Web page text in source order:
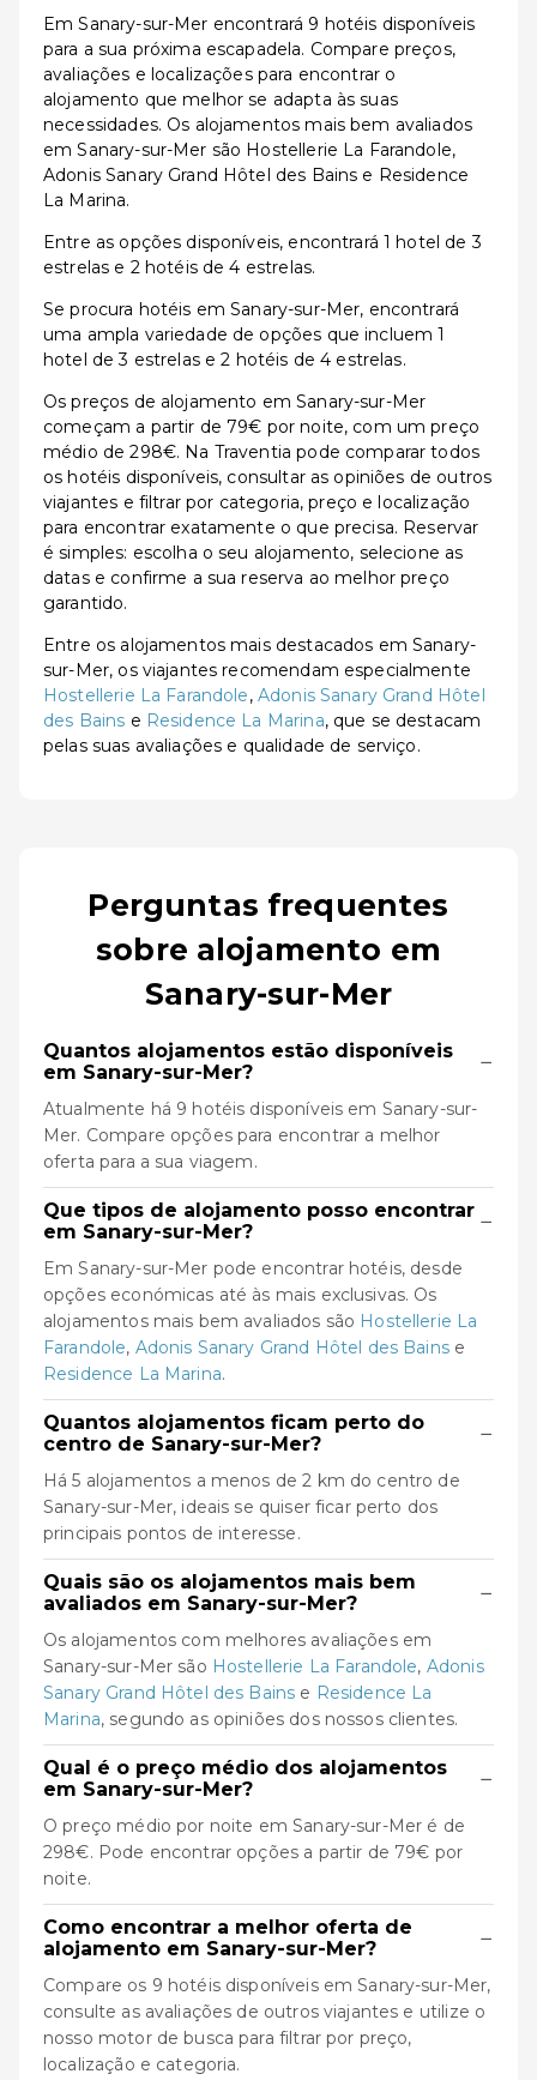
Em Sanary-sur-Mer encontrará 9 hotéis disponíveis
para a sua próxima escapadela. Compare preços,
avaliações e localizações para encontrar o
alojamento que melhor se adapta às suas
necessidades. Os alojamentos mais bem avaliados
em Sanary-sur-Mer são Hostellerie La Farandole,
Adonis Sanary Grand Hôtel des Bains e Residence
La Marina.
Entre as opções disponíveis, encontrará 1 hotel de 3
estrelas e 2 hotéis de 4 estrelas.
Se procura hotéis em Sanary-sur-Mer, encontrará
uma ampla variedade de opções que incluem 1
hotel de 3 estrelas e 2 hotéis de 4 estrelas.
Os preços de alojamento em Sanary-sur-Mer
começam a partir de 79€ por noite, com um preço
médio de 298€. Na Traventia pode comparar todos
os hotéis disponíveis, consultar as opiniões de outros
viajantes e filtrar por categoria, preço e localização
para encontrar exatamente o que precisa. Reservar
é simples: escolha o seu alojamento, selecione as
datas e confirme a sua reserva ao melhor preço
garantido.
Entre os alojamentos mais destacados em Sanary-
sur-Mer, os viajantes recomendam especialmente
Hostellerie La Farandole, Adonis Sanary Grand Hôtel
des Bains e Residence La Marina, que se destacam
pelas suas avaliações e qualidade de serviço.
Perguntas frequentes
sobre alojamento em
Sanary-sur-Mer
Quantos alojamentos estão disponíveis
em Sanary-sur-Mer?
−
Atualmente há 9 hotéis disponíveis em Sanary-sur-
Mer. Compare opções para encontrar a melhor
oferta para a sua viagem.
Que tipos de alojamento posso encontrar
em Sanary-sur-Mer?
−
Em Sanary-sur-Mer pode encontrar hotéis, desde
opções económicas até às mais exclusivas. Os
alojamentos mais bem avaliados são Hostellerie La
Farandole, Adonis Sanary Grand Hôtel des Bainse
Residence La Marina.
Quantos alojamentos ficam perto do
centro de Sanary-sur-Mer?
−
Há 5 alojamentos a menos de 2 km do centro de
Sanary-sur-Mer, ideais se quiser ficar perto dos
principais pontos de interesse.
Quais são os alojamentos mais bem
avaliados em Sanary-sur-Mer?
−
Os alojamentos com melhores avaliações em
Sanary-sur-Mer são Hostellerie La Farandole, Adonis
Sanary Grand Hôtel des Bains e Residence La
Marina, segundo as opiniões dos nossos clientes.
Qual é o preço médio dos alojamentos
em Sanary-sur-Mer?
−
O preço médio por noite em Sanary-sur-Mer é de
298€. Pode encontrar opções a partir de 79€ por
noite.
Como encontrar a melhor oferta de
alojamento em Sanary-sur-Mer?
−
Compare os 9 hotéis disponíveis em Sanary-sur-Mer,
consulte as avaliações de outros viajantes e utilize o
nosso motor de busca para filtrar por preço,
localização e categoria.